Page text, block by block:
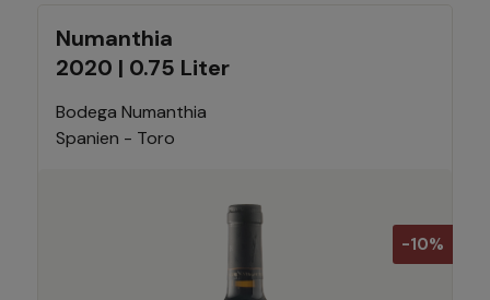
Numanthia
2020 | 0.75 Liter
Bodega Numanthia
Spanien - Toro
-10%